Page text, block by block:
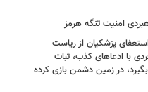
امنیت تنگه هرمز
پزشکیان از ریاست
با ادعاهای کذب، ثبات
در زمین دشمن بازی کرده